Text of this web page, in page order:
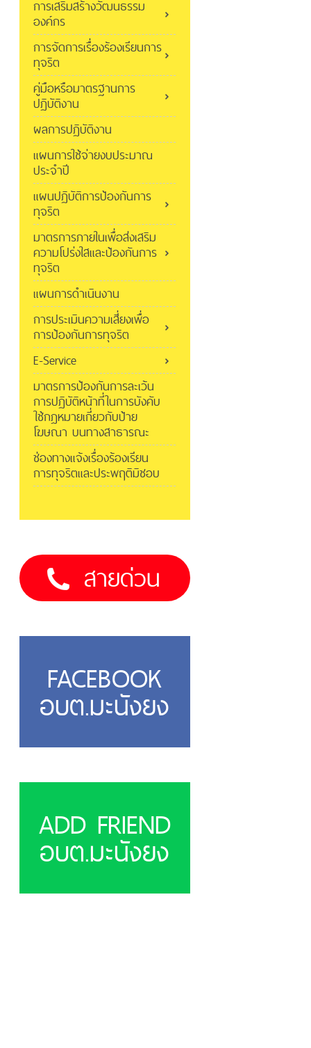
การเสริมสร้างวัฒนธรรม
องค์กร
การจัดการเรื่องร้องเรียนการ
ทุจริต
คู่มือหรือมาตรฐานการ
ปฏิบัติงาน
ผลการปฏิบัติงาน
แผนการใช้จ่ายงบประมาณ
ประจำปี
แผนปฏิบัติการป้องกันการ
ทุจริต
มาตรการภายในเพื่อส่งเสริม
ความโปร่งใสและป้องกันการ
ทุจริต
แผนการดำเนินงาน
การประเมินความเสี่ยงเพื่อ
การป้องกันการทุจริต
E-Service
มาตรการป้องกันการละเว้น
การปฏิบัติหน้าที่ในการบังคับ
ใช้กฎหมายเกี่ยวกับป้าย
โฆษณา บนทางสาธารณะ
ช่องทางแจ้งเรื่องร้องเรียน
การทุจริตและประพฤติมิชอบ
สายด่วน
FACEBOOK
อบต.มะนังยง
ADD FRIEND
อบต.มะนังยง